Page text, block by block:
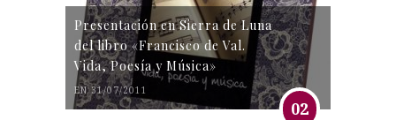
Presentación en Sierra de Luna
del libro «Francisco de Val.
Vida, Poesía y Música»
EN 31/07/2011
02